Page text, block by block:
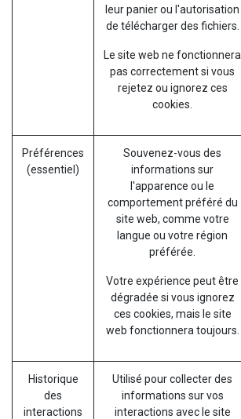
leur panier ou l'autorisation
de télécharger des fichiers.
Le site web ne fonctionnera
pas correctement si vous
rejetez ou ignorez ces
cookies.
Préférences
(essentiel)
Souvenez-vous des
informations sur
l'apparence ou le
comportement préféré du
site web, comme votre
langue ou votre région
préférée.
Votre expérience peut être
dégradée si vous ignorez
ces cookies, mais le site
web fonctionnera toujours.
Historique
des
interactions
Utilisé pour collecter des
informations sur vos
interactions avec le site